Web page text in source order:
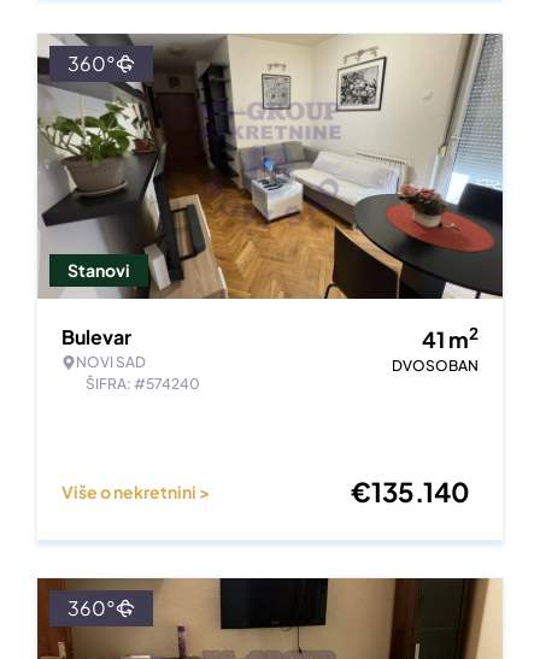
Stanovi
360°
Bulevar
NOVI SAD
ŠIFRA: #574240
41 m2
DVOSOBAN
Više o nekretnini > €135.140
360°